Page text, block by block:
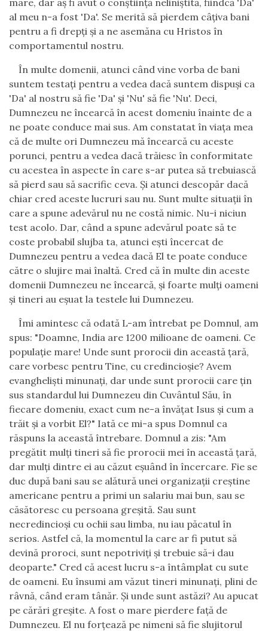
mare, dar aş fi avut o conştiinţă neliniştită, fiindcă 'Da'
al meu n-a fost 'Da'. Se merită să pierdem câţiva bani
pentru a fi drepţi şi a ne asemăna cu Hristos în
comportamentul nostru.
În multe domenii, atunci când vine vorba de bani
suntem testaţi pentru a vedea dacă suntem dispuşi ca
'Da' al nostru să fie 'Da' şi 'Nu' să fie 'Nu'. Deci,
Dumnezeu ne încearcă în acest domeniu înainte de a
ne poate conduce mai sus. Am constatat în viaţa mea
că de multe ori Dumnezeu mă încearcă cu aceste
porunci, pentru a vedea dacă trăiesc în conformitate
cu acestea în aspecte în care s-ar putea să trebuiască
să pierd sau să sacrific ceva. Şi atunci descopăr dacă
chiar cred aceste lucruri sau nu. Sunt multe situaţii în
care a spune adevărul nu ne costă nimic. Nu-i niciun
test acolo. Dar, când a spune adevărul poate să te
coste probabil slujba ta, atunci eşti încercat de
Dumnezeu pentru a vedea dacă El te poate conduce
către o slujire mai înaltă. Cred că în multe din aceste
domenii Dumnezeu ne încearcă, şi foarte mulţi oameni
şi tineri au eşuat la testele lui Dumnezeu.
Îmi amintesc că odată L-am întrebat pe Domnul, am
spus: "Doamne, India are 1200 milioane de oameni. Ce
populaţie mare! Unde sunt prorocii din această ţară,
care vorbesc pentru Tine, cu credincioşie? Avem
evanghelişti minunaţi, dar unde sunt prorocii care ţin
sus standardul lui Dumnezeu din Cuvântul Său, în
fiecare domeniu, exact cum ne-a învăţat Isus şi cum a
trăit şi a vorbit El?" Iată ce mi-a spus Domnul ca
răspuns la această întrebare. Domnul a zis: "Am
pregătit mulţi tineri să fie prorocii mei în această ţară,
dar mulţi dintre ei au căzut eşuând în încercare. Fie se
duc după bani sau se alătură unei organizaţii creştine
americane pentru a primi un salariu mai bun, sau se
căsătoresc cu persoana greşită. Sau sunt
necredincioşi cu ochii sau limba, nu iau păcatul în
serios. Astfel că, la momentul la care ar fi putut să
devină proroci, sunt nepotriviţi şi trebuie să-i dau
deoparte." Cred că acest lucru s-a întâmplat cu sute
de oameni. Eu însumi am văzut tineri minunaţi, plini de
râvnă, când eram tânăr. Şi unde sunt astăzi? Au apucat
pe cărări greşite. A fost o mare pierdere faţă de
Dumnezeu. El nu forţează pe nimeni să fie slujitorul